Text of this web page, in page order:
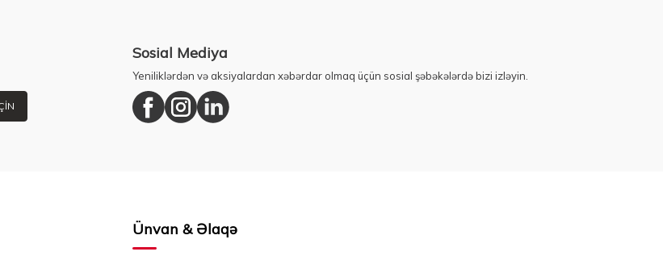
Sosial Mediya
Yeniliklərdən və aksiyalardan xəbərdar olmaq üçün sosial şəbəkələrdə bizi izləyin.
Ünvan & Əlaqə